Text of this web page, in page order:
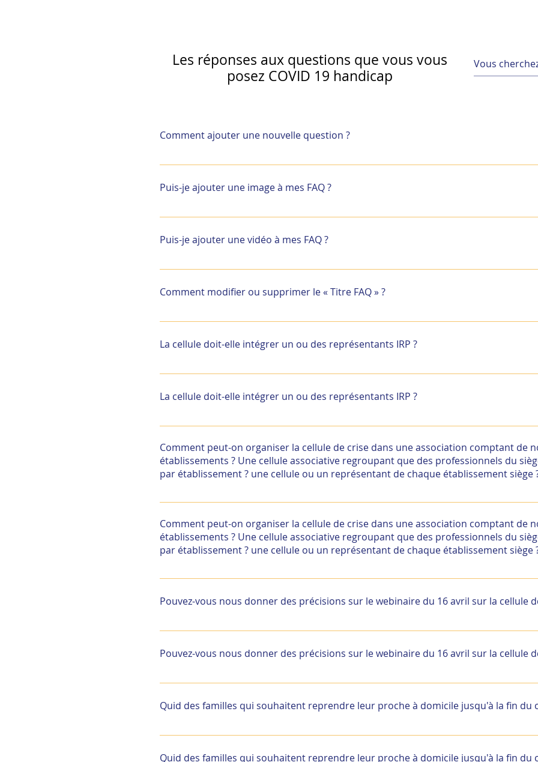
Présentation : Les critères d’une unité COVID
- Dr Isabelle TANGRE,
Vidéo ci-dessous - Durée : 12 min 30
Les réponses aux questions que vous vous
posez COVID 19 handicap
Comment ajouter une nouvelle question ?
Pour ajouter une nouvelle questions, allez aux paramètres de l'appli et cliquez sur
Puis-je ajouter une image à mes FAQ ?
Oui ! Pour ajouter une image, veuillez suivre ces instructions : Allez aux paramètres
vous modifiez votre réponse, cliquez sur l'icône d'image puis ajoutez une image de
Puis-je ajouter une vidéo à mes FAQ ?
Oui ! Les utilisateurs peuvent ajouter une vidéo YouTube ou Vimeo facilement :
une vidéo Lorsque vous modifiez votre réponse, cliquez sur l'icône de vidéo puis
Comment modifier ou supprimer le « Titre FAQ » ?
Le titre FAQ peut être modifié dans l'onglet paramètres des paramètres de l'appli.
La cellule doit-elle intégrer un ou des représentants IRP ?
L’intégration des IRP n’est pas obligatoire. Vous pouvez bien évidemment inviter
consulter notamment le document de l’ANACT « Les étapes d'élaboration d'un Plan
La cellule doit-elle intégrer un ou des représentants IRP ?
L’intégration des IRP n’est pas obligatoire. Vous pouvez bien évidemment inviter
consulter notamment le document de l’ANACT « Les étapes d'élaboration d'un Plan
», 22/12/2010 :
Comment peut-on organiser la cellule de crise dans une association comptant de
établissements ? Une cellule associative regroupant que des professionnels du
par établissement ? une cellule ou un représentant de chaque établissement siège
Il faut définir les différents niveaux stratégiques nécessaires à la gestion de la crise,
modalités de communication entre elles (l’information ascendante et
Comment peut-on organiser la cellule de crise dans une association comptant de
établissements ? Une cellule associative regroupant que des professionnels du
par établissement ? une cellule ou un représentant de chaque établissement siège
Il faut définir les différents niveaux stratégiques nécessaires à la gestion de la crise,
modalités de communication entre elles (l’information ascendante et
Pouvez-vous nous donner des précisions sur le webinaire du 16 avril sur la cellule
Le prochain Webinar « Animation et pilotage d’une cellule de crise » le 16 avril de
Pouvez-vous nous donner des précisions sur le webinaire du 16 avril sur la cellule
Le prochain Webinar « Animation et pilotage d’une cellule de crise » le 16 avril de
Quid des familles qui souhaitent reprendre leur proche à domicile jusqu'à la fin du
Il s’agit d’une décision qui relève de la cellule de crise ou du directeur et qui
Quid des familles qui souhaitent reprendre leur proche à domicile jusqu'à la fin du